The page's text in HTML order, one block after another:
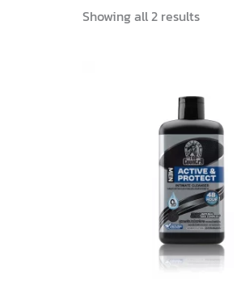
Showing all 2 results